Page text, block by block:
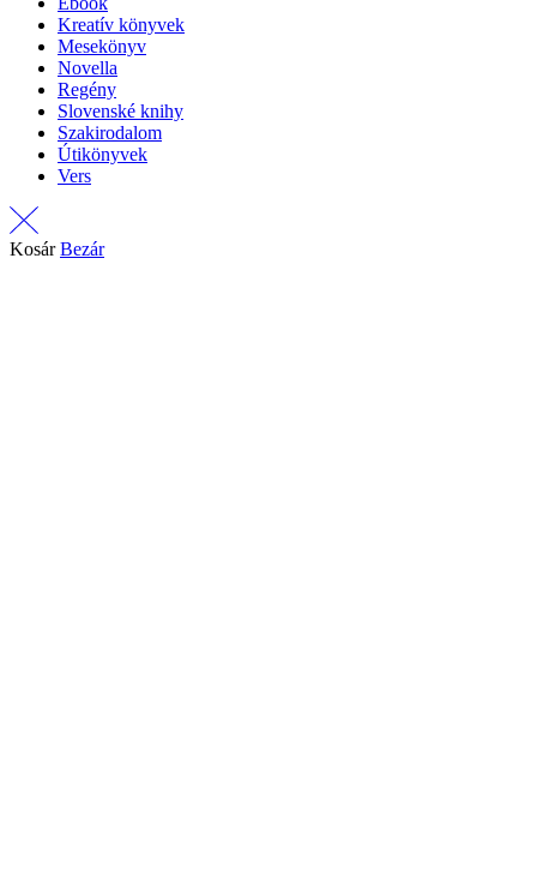
Kreatív könyvek
Mesekönyv
Novella
Regény
Slovenské knihy
Szakirodalom
Útikönyvek
Vers
Kosár Bezár